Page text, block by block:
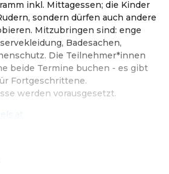
inkl. Mittagessen; die Kinder
sondern dürfen auch andere
Mitzubringen sind: enge
Badesachen,
Die Teilnehmer*innen
beide Termine buchen - es gibt
Fortgeschrittene.
werden vorausgesetzt.